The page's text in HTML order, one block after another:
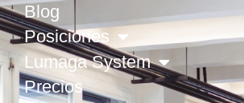
Blog
Posiciones
Lumaga System
Precios